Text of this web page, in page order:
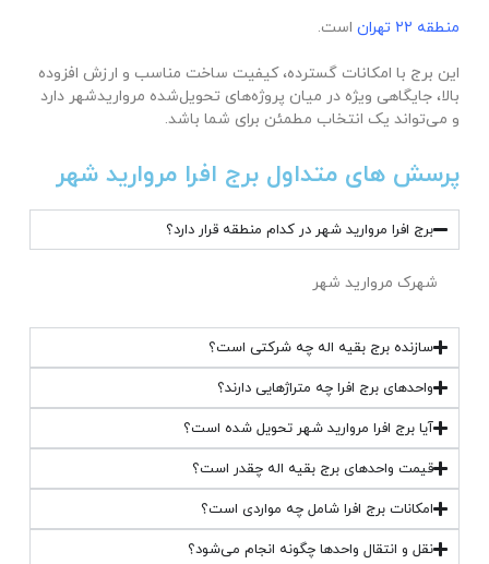
منطقه ۲۲ تهران
است.
این برج با امکانات گسترده، کیفیت ساخت مناسب و ارزش افزوده
بالا، جایگاهی ویژه در میان پروژه‌های تحویل‌شده مرواریدشهر دارد
و می‌تواند یک انتخاب مطمئن برای شما باشد.
پرسش های متداول برج افرا مروارید شهر
برج افرا مروارید شهر در کدام منطقه قرار دارد؟
شهرک مروارید شهر
سازنده برج بقیه‌ اله چه شرکتی است؟
واحدهای برج افرا چه متراژهایی دارند؟
آیا برج افرا مروارید شهر تحویل شده است؟
قیمت واحدهای برج بقیه‌ اله چقدر است؟
امکانات برج افرا شامل چه مواردی است؟
نقل و انتقال واحدها چگونه انجام می‌شود؟